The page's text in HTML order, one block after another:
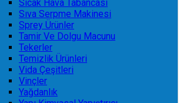
Sıcak Hava Tabancası
Sıva Serpme Makinesi
Sprey Ürünler
Tamir Ve Dolgu Macunu
Tekerler
Temizlik Ürünleri
Vida Çeşitleri
Vinçler
Yağdanlık